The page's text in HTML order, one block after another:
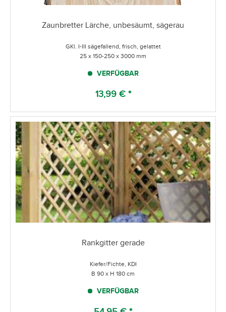
Zaunbretter Lärche, unbesäumt, sägerau
GKl. I-III sägefallend, frisch, gelattet
25 x 150-250 x 3000 mm
VERFÜGBAR
13,99 € *
Rankgitter gerade
Kiefer/Fichte, KDI
B 90 x H 180 cm
VERFÜGBAR